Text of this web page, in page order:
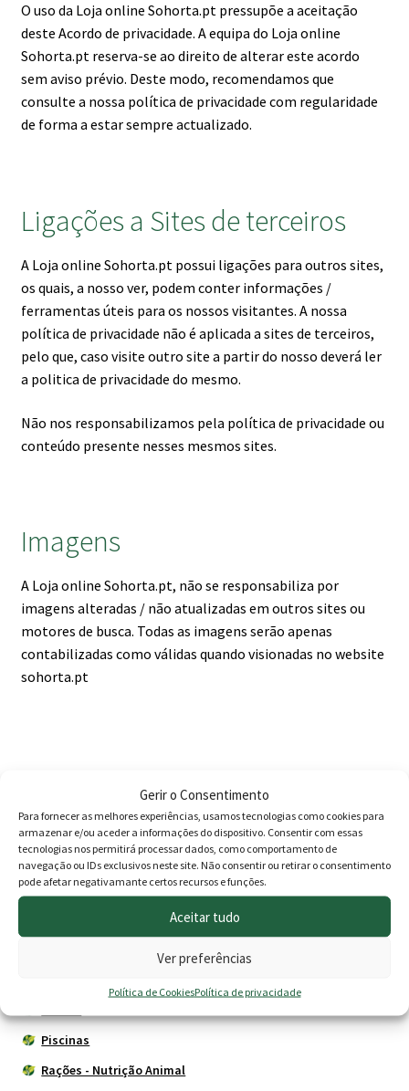
Gerir o Consentimento
Para fornecer as melhores experiências, usamos tecnologias como cookies para
armazenar e/ou aceder a informações do dispositivo. Consentir com essas
tecnologias nos permitirá processar dados, como comportamento de
navegação ou IDs exclusivos neste site. Não consentir ou retirar o consentimento
pode afetar negativamante certos recursos e funções.
Aceitar tudo
Ver preferências
Política de CookiesPolítica de privacidade
O uso da Loja online Sohorta.pt pressupõe a aceitação
deste Acordo de privacidade. A equipa do Loja online
Sohorta.pt reserva-se ao direito de alterar este acordo
sem aviso prévio. Deste modo, recomendamos que
consulte a nossa política de privacidade com regularidade
de forma a estar sempre actualizado.
Ligações a Sites de terceiros
A Loja online Sohorta.pt possui ligações para outros sites,
os quais, a nosso ver, podem conter informações /
ferramentas úteis para os nossos visitantes. A nossa
política de privacidade não é aplicada a sites de terceiros,
pelo que, caso visite outro site a partir do nosso deverá ler
a politica de privacidade do mesmo.
Não nos responsabilizamos pela política de privacidade ou
conteúdo presente nesses mesmos sites.
Imagens
A Loja online Sohorta.pt, não se responsabiliza por
imagens alteradas / não atualizadas em outros sites ou
motores de busca. Todas as imagens serão apenas
contabilizadas como válidas quando visionadas no website
sohorta.pt
Agricultura
Animais
Cercas eléctricas
Piscinas
Rações - Nutrição Animal